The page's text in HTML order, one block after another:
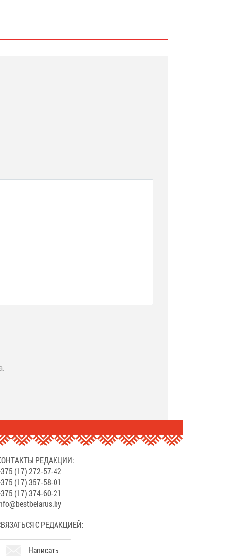
РЕДАКЦИИ:
(17) 272-57-42
(17) 357-58-01
(17) 374-60-21
С РЕДАКЦИЕЙ:
Написать